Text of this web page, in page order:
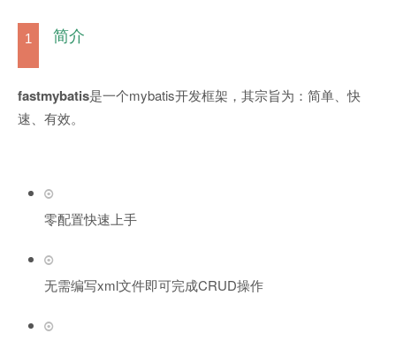
1 简介
fastmybatis是一个mybatis开发框架，其宗旨为：简单、快
速、有效。
零配置快速上手
无需编写xml文件即可完成CRUD操作